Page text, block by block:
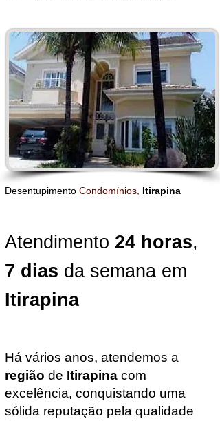
Desentupimento Condomínios, Itirapina
Atendimento 24 horas,
7 dias da semana em
Itirapina
Há vários anos, atendemos a
região de Itirapina com
excelência, conquistando uma
sólida reputação pela qualidade